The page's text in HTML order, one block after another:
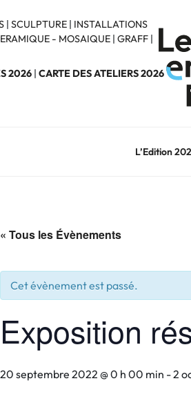
| SCULPTURE | INSTALLATIONS
- MOSAIQUE | GRAFF |
2026 | CARTE DES ATELIERS 2026
L’Edition
« Tous les Évènements
Cet évènement est passé.
Exposition
20 septembre 2022 @ 0 h 00 min -2